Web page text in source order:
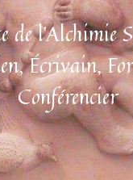
de l’Alchimie
Écrivain,
Conférencier